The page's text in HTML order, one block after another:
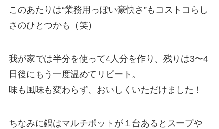
このあたりは“業務用っぽい豪快さ”もコストコらし
さのひとつかも（笑）
我が家では半分を使って4人分を作り、残りは3〜4
日後にもう一度温めてリピート。
味も風味も変わらず、おいしくいただけました！
ちなみに鍋はマルチポットが１台あるとスープや